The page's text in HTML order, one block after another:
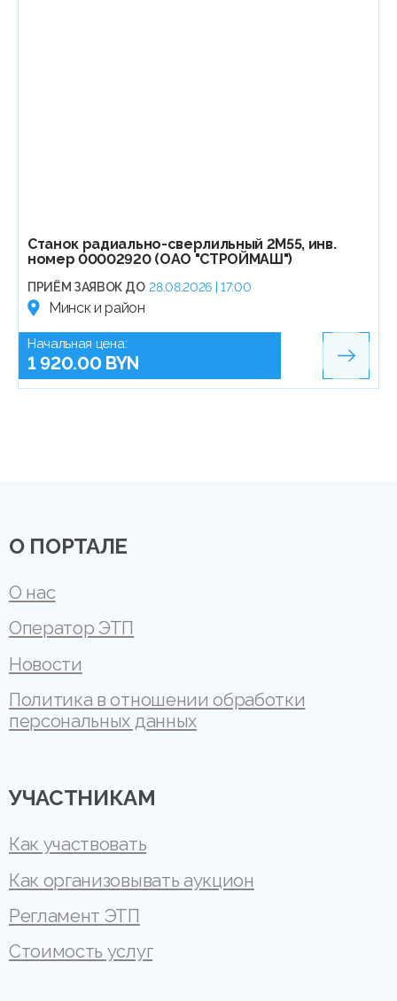
Станок радиально-сверлильный 2М55, инв.
номер 00002920 (ОАО "СТРОЙМАШ")
ПРИЁМ ЗАЯВОК ДО 28.08.2026 | 17:00
Минск и район
Начальная цена:
1 920.00 BYN
О ПОРТАЛЕ
О нас
Оператор ЭТП
Новости
Политика в отношении обработки
персональных данных
УЧАСТНИКАМ
Как участвовать
Как организовывать аукцион
Регламент ЭТП
Стоимость услуг